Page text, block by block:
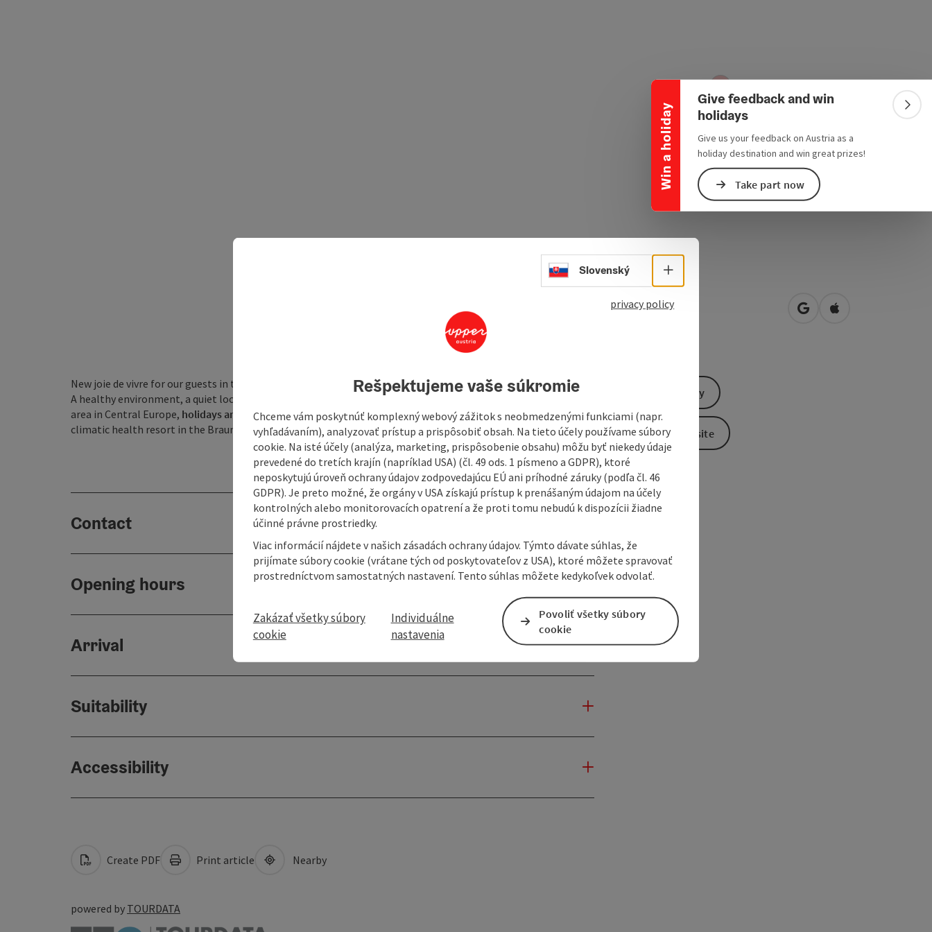
Win a holiday
Collapse banner
Give feedback and win
holidays
Give us your feedback on Austria as a
holiday destination and win great prizes!
Take part now
Marktplatz 9
open in Google Maps
Open in Apple
New joie de vivre for our guests in the Kneipp and climatic health resort of Aspach - that means:
A healthy environment, a quiet location on the edge of the Kobernaußerwald forest, the largest closed forest
area in Central Europe, holidays and relaxation in the countryside, relaxation in a fertile landscape in the only
climatic health resort in the Braunau district.
Contact
Opening hours
Arrival
Suitability
Accessibility
Send inquiry
To the website
Create PDF Print article Nearby
powered by TOURDATA
Select language - Open menu
Slovenský
privacy policy
Rešpektujeme vaše súkromie
Chceme vám poskytnúť komplexný webový zážitok s neobmedzenými funkciami (napr.
vyhľadávaním), analyzovať prístup a prispôsobiť obsah. Na tieto účely používame súbory
cookie. Na isté účely (analýza, marketing, prispôsobenie obsahu) môžu byť niekedy údaje
prevedené do tretích krajín (napríklad USA) (čl. 49 ods. 1 písmeno a GDPR), ktoré
neposkytujú úroveň ochrany údajov zodpovedajúcu EÚ ani príhodné záruky (podľa čl. 46
GDPR). Je preto možné, že orgány v USA získajú prístup k prenášaným údajom na účely
kontrolných alebo monitorovacích opatrení a že proti tomu nebudú k dispozícii žiadne
účinné právne prostriedky.
Viac informácií nájdete v našich zásadách ochrany údajov. Týmto dávate súhlas, že
prijímate súbory cookie (vrátane tých od poskytovateľov z USA), ktoré môžete spravovať
prostredníctvom samostatných nastavení. Tento súhlas môžete kedykoľvek odvolať.
Zakázať všetky súbory
cookie
Individuálne
nastavenia
Povoliť všetky súbory
cookie